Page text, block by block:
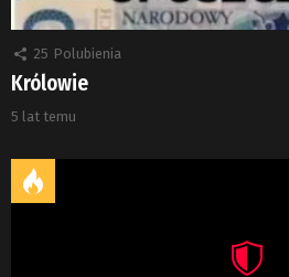
25 Polubienia
Królowie
5 lat temu